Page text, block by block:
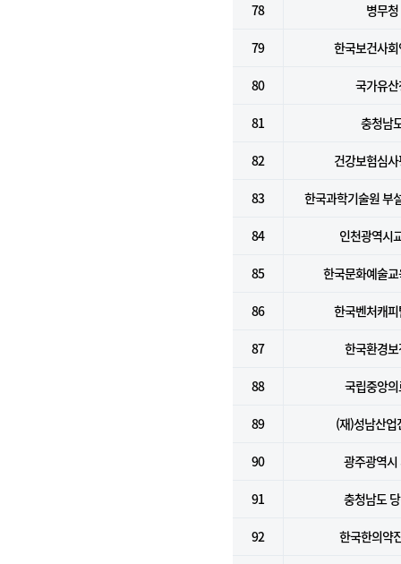
78 병무청
79 한국보건사
80 국가유
81 충청남
82 건강보험심
83 한국과학기술원 부
84 인천광역시
85 한국문화예술
86 한국벤처캐
87 한국환경
88 국립중앙
89 (재)성남산업
90 광주광역시
91 충청남도
92 한국한의약